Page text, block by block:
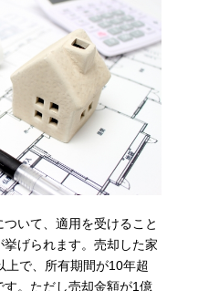
いて、適用を受けること
げられます。売却した家
上で、所有期間が10年超
。ただし売却金額が1億